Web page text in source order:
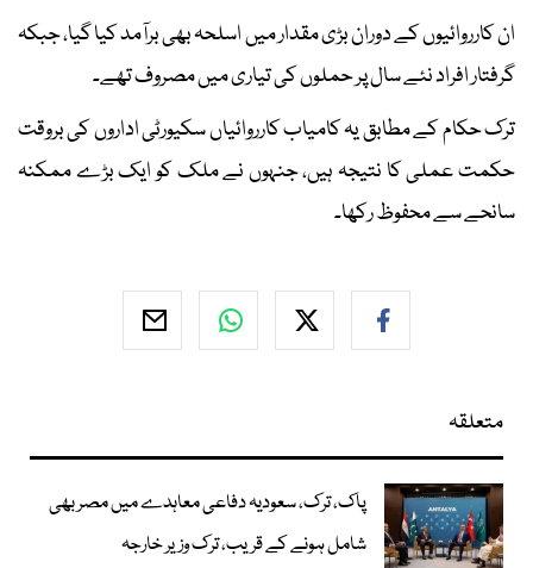
ان کارروائیوں کے دوران بڑی مقدار میں اسلحہ بھی برآمد کیا گیا، جبکہ
گرفتار افراد نئے سال پر حملوں کی تیاری میں مصروف تھے۔
ترک حکام کے مطابق یہ کامیاب کارروائیاں سکیورٹی اداروں کی بروقت
حکمت عملی کا نتیجہ ہیں، جنہوں نے ملک کو ایک بڑے ممکنہ
سانحے سے محفوظ رکھا۔
متعلقہ
پاک، ترک، سعودیہ دفاعی معاہدے میں مصر بھی
شامل ہونے کے قریب، ترک وزیر خارجہ